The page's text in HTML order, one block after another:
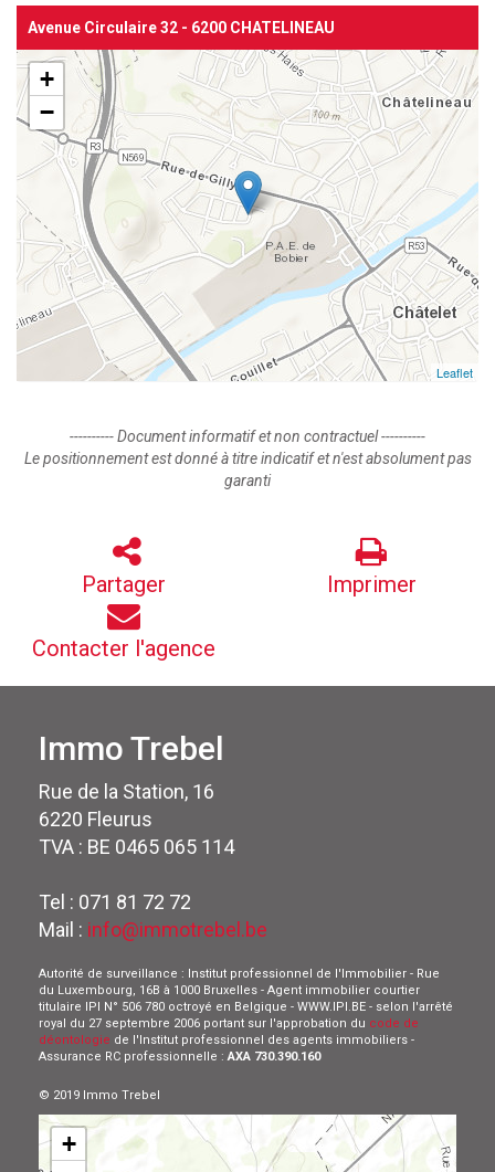
Avenue Circulaire 32 - 6200 CHATELINEAU
+
−
Leaflet
---------- Document informatif et non contractuel ----------
Le positionnement est donné à titre indicatif et n'est absolument pas
garanti
Partager Imprimer
Contacter l'agence
Immo Trebel
Rue de la Station, 16
6220 Fleurus
TVA : BE 0465 065 114
Tel : 071 81 72 72
Mail : info@immotrebel.be
Autorité de surveillance : Institut professionnel de l'Immobilier - Rue
du Luxembourg, 16B à 1000 Bruxelles - Agent immobilier courtier
titulaire IPI N° 506 780 octroyé en Belgique - WWW.IPI.BE - selon l'arrêté
royal du 27 septembre 2006 portant sur l'approbation du code de
déontologie de l'Institut professionnel des agents immobiliers -
Assurance RC professionnelle :AXA 730.390.160
© 2019 Immo Trebel
+